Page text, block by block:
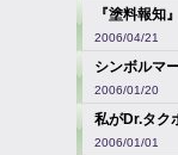
2006/04/28
『塗料報知
2006/04/21
シンボルマ
2006/01/20
私がDr.タク
2006/01/01